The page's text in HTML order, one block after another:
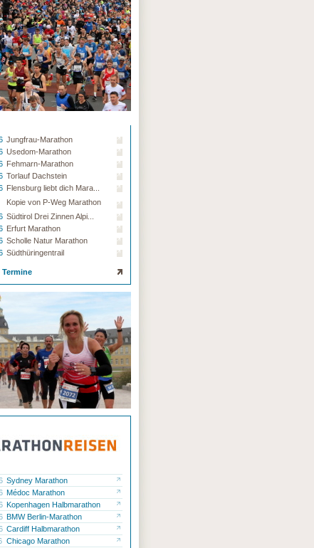
Jungfrau-Marathon
Usedom-Marathon
Fehmarn-Marathon
Torlauf Dachstein
Flensburg liebt dich Mara...
Kopie von P-Weg Marathon
Südtirol Drei Zinnen Alpi...
Erfurt Marathon
Scholle Natur Marathon
Südthüringentrail
Termine
Sydney Marathon
Médoc Marathon
Kopenhagen Halbmarathon
BMW Berlin-Marathon
Cardiff Halbmarathon
Chicago Marathon